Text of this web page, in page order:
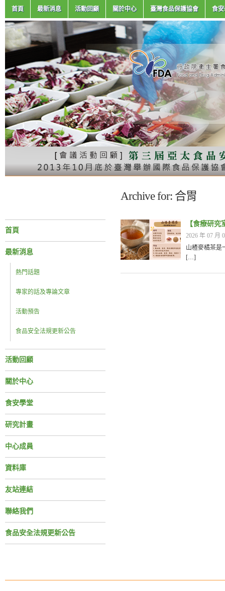
首頁 最新消息 活動回顧 關於中心 臺灣食品保護協會 食
Archive for: 合胃
首頁
最新消息
熱門話題
專家的話及專論文章
活動預告
食品安全法規更新公告
活動回顧
關於中心
食安學堂
研究計畫
中心成員
資料庫
友站連結
聯絡我們
食品安全法規更新公告
【食療研
2026 年 07 月
山楂麥橘茶是
[…]